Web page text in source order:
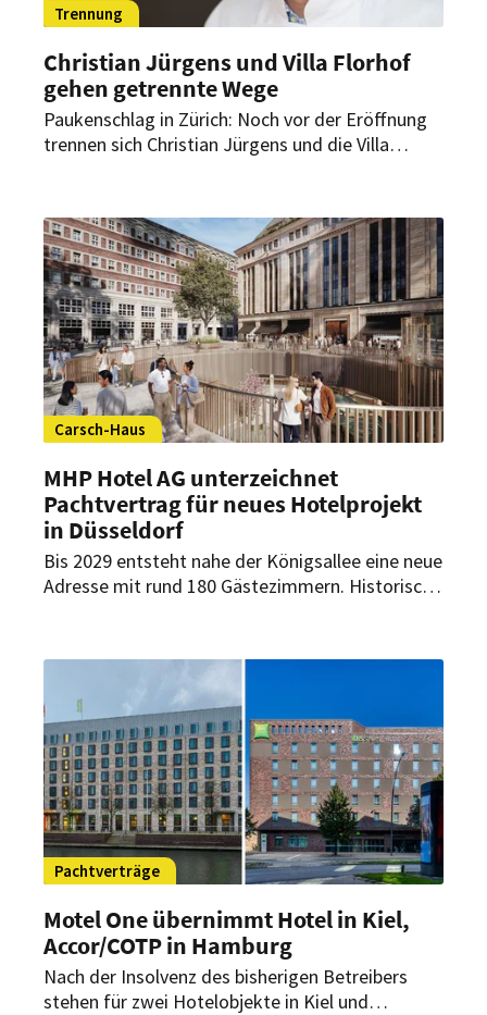
Trennung
Christian Jürgens und Villa Florhof
gehen getrennte Wege
Paukenschlag in Zürich: Noch vor der Eröffnung
trennen sich Christian Jürgens und die Villa
Carsch-Haus
MHP Hotel AG unterzeichnet
Pachtvertrag für neues Hotelprojekt
in Düsseldorf
Bis 2029 entsteht nahe der Königsallee eine neue
Adresse mit rund 180 Gästezimmern. Historische
verbunden werden.
Pachtverträge
Motel One übernimmt Hotel in Kiel,
Accor/COTP in Hamburg
Nach der Insolvenz des bisherigen Betreibers
stehen für zwei Hotelobjekte in Kiel und